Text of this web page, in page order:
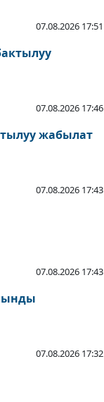
07.08.2026 17:51
07.08.2026 17:46
жабылат
07.08.2026 17:43
07.08.2026 17:43
07.08.2026 17:32